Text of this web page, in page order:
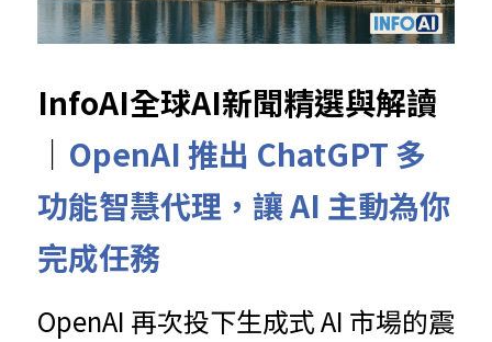
InfoAI全球AI新聞精選與解讀
｜ OpenAI 推出 ChatGPT 多
功能智慧代理，讓 AI 主動為你
完成任務
OpenAI 再次投下生成式 AI 市場的震